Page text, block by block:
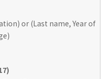
or (Last name, Year of